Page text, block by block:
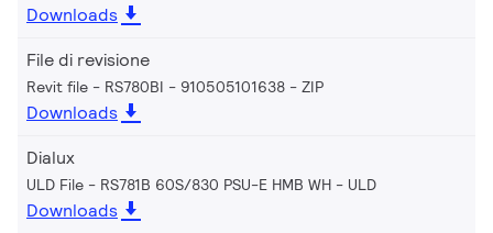
Downloads
File di revisione
Revit file - RS780BI - 910505101638 ZIP
Downloads
Dialux
ULD File - RS781B 60S/830 PSU-E HMB WH ULD
Downloads